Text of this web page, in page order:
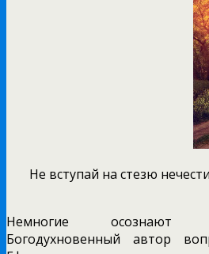
Не вступай на стезю
Немногие осознают
Богодухновенный автор